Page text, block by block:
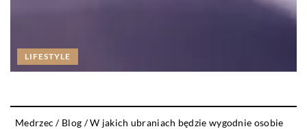
LIFESTYLE
Medrzec / Blog /W jakich ubraniach będzie wygodnie osobie